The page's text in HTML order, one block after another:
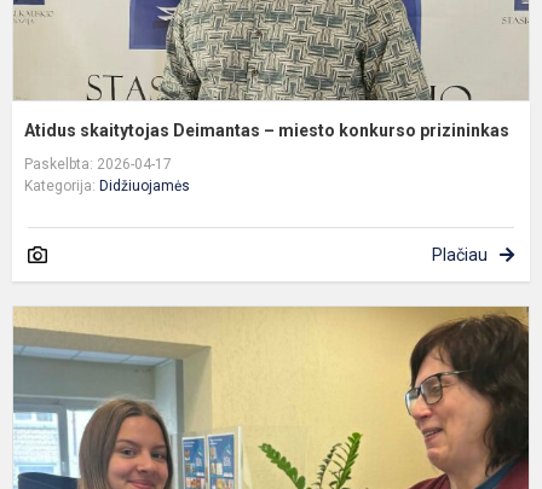
Atidus skaitytojas Deimantas – miesto konkurso prizininkas
Paskelbta: 2026-04-17
Kategorija: Didžiuojamės
Plačiau